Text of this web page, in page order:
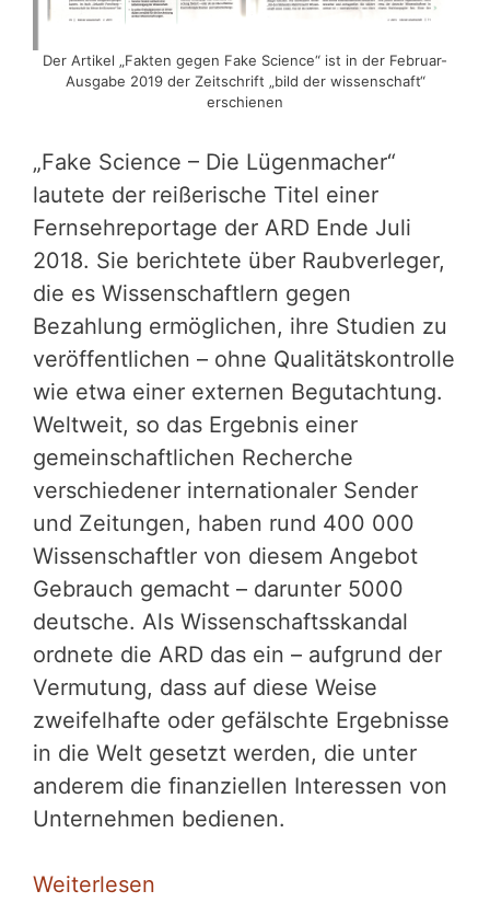
Der Artikel „Fakten gegen Fake Science“ ist in der Februar-
Ausgabe 2019 der Zeitschrift „bild der wissenschaft“
erschienen
„Fake Science – Die Lügenmacher“
lautete der reißerische Titel einer
Fernsehreportage der ARD Ende Juli
2018. Sie berichtete über Raubverleger,
die es Wissenschaftlern gegen
Bezahlung ermöglichen, ihre Studien zu
veröffentlichen – ohne Qualitätskontrolle
wie etwa einer externen Begutachtung.
Weltweit, so das Ergebnis einer
gemeinschaftlichen Recherche
verschiedener internationaler Sender
und Zeitungen, haben rund 400 000
Wissenschaftler von diesem Angebot
Gebrauch gemacht – darunter 5000
deutsche. Als Wissenschaftsskandal
ordnete die ARD das ein – aufgrund der
Vermutung, dass auf diese Weise
zweifelhafte oder gefälschte Ergebnisse
in die Welt gesetzt werden, die unter
anderem die finanziellen Interessen von
Unternehmen bedienen.
Weiterlesen